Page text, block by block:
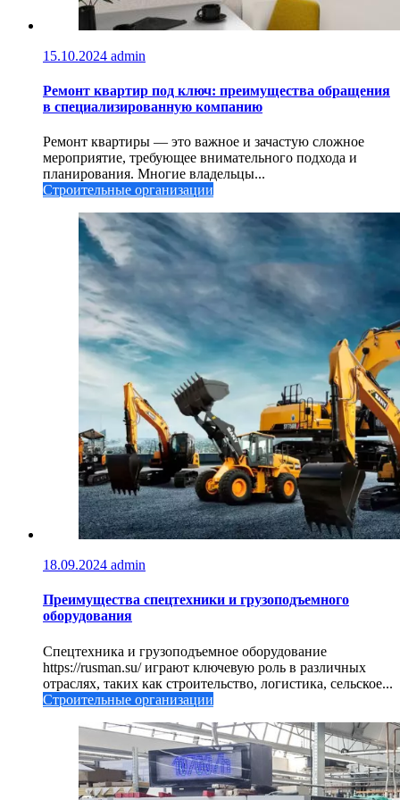
15.10.2024 admin
Ремонт квартир под ключ: преимущества обращения
в специализированную компанию
Ремонт квартиры — это важное и зачастую сложное
мероприятие, требующее внимательного подхода и
планирования. Многие владельцы...
Строительные организации
18.09.2024 admin
Преимущества спецтехники и грузоподъемного
оборудования
Спецтехника и грузоподъемное оборудование
https://rusman.su/ играют ключевую роль в различных
отраслях, таких как строительство, логистика, сельское...
Строительные организации